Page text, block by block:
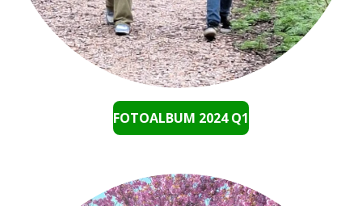
FOTOALBUM 2024 Q1